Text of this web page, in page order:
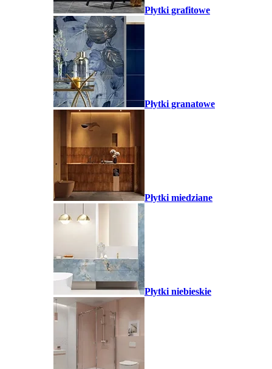
Płytki grafitowe
Płytki granatowe
Płytki miedziane
Płytki niebieskie